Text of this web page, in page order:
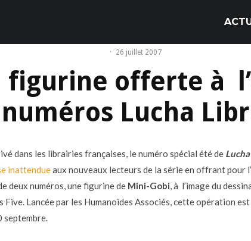
· 26 juillet 2007
figurine offerte à
numéros Lucha
dans les librairies françaises, le numéro spécial été de
inattendueaux nouveaux lecteurs de la série en offrant pour
deux numéros, une figurine de Mini-Gobi, à l’image du
Five. Lancée par les Humanoïdes Associés, cette opération
septembre.